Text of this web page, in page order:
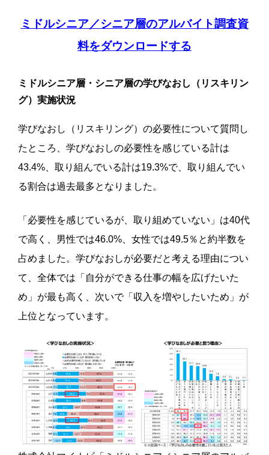
ミドルシニア／シニア層のアルバイト調査資
料をダウンロードする
ミドルシニア層・シニア層の学びなおし（リスキリン
グ）実施状況
学びなおし（リスキリング）の必要性について質問し
たところ、学びなおしの必要性を感じている計は
43.4%、取り組んでいる計は19.3%で、取り組んでい
る割合は過去最多となりました。
「必要性を感じているが、取り組めていない」は40代
で高く、男性では46.0%、女性では49.5％と約半数を
占めました。学びなおしが必要だと考える理由につい
て、全体では「自分ができる仕事の幅を広げたいた
め」が最も高く、次いで「収入を増やしたいため」が
上位となっています。